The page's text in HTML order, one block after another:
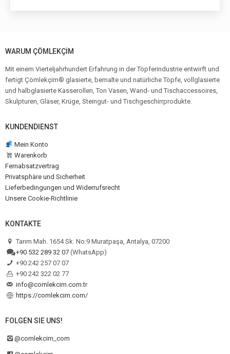
WARUM ÇÖMLEKÇİM
Mit einem Vierteljahrhundert Erfahrung in der Töpferindustrie entwirft und
fertigt Çömlekçim® glasierte, bemalte und natürliche Töpfe, vollglasierte
und halbglasierte Kasserollen, Ton Vasen, Wand- und Tischaccessoires,
Skulpturen, Gläser, Krüge, Steingut- und Tischgeschirrprodukte.
KUNDENDIENST
Mein Konto
Warenkorb
Fernabsatzvertrag
Privatsphäre und Sicherheit
Lieferbedingungen und Widerrufsrecht
Unsere Cookie-Richtlinie
KONTAKTE
Tarım Mah. 1654 Sk. No:9 Muratpaşa, Antalya, 07200
+90 532 289 32 07 (WhatsApp)
+90 242 257 07 07
+90 242 322 02 77
info@comlekcim.com.tr
https://comlekcim.com/
FOLGEN SIE UNS!
@comlekcim_com